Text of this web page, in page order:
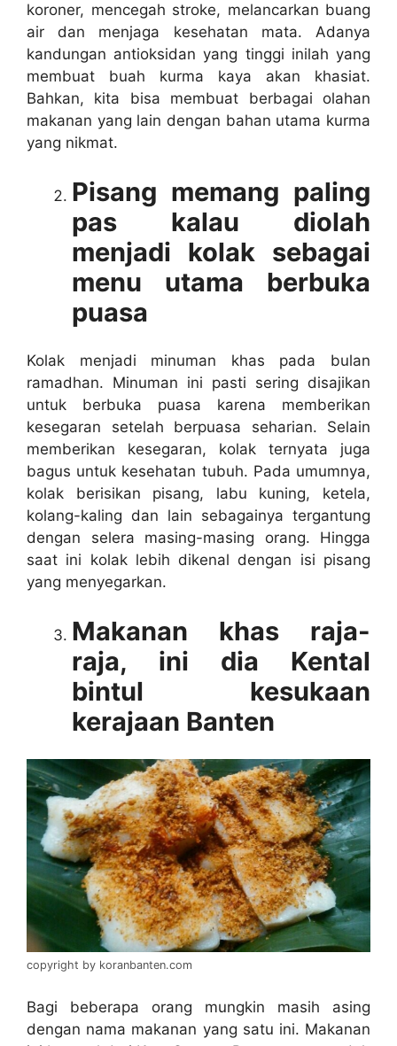
koroner, mencegah stroke, melancarkan buang
air dan menjaga kesehatan mata. Adanya
kandungan antioksidan yang tinggi inilah yang
membuat buah kurma kaya akan khasiat.
Bahkan, kita bisa membuat berbagai olahan
makanan yang lain dengan bahan utama kurma
yang nikmat.
Pisang memang paling
pas kalau diolah
menjadi kolak sebagai
menu utama berbuka
puasa
Kolak menjadi minuman khas pada bulan
ramadhan. Minuman ini pasti sering disajikan
untuk berbuka puasa karena memberikan
kesegaran setelah berpuasa seharian. Selain
memberikan kesegaran, kolak ternyata juga
bagus untuk kesehatan tubuh. Pada umumnya,
kolak berisikan pisang, labu kuning, ketela,
kolang-kaling dan lain sebagainya tergantung
dengan selera masing-masing orang. Hingga
saat ini kolak lebih dikenal dengan isi pisang
yang menyegarkan.
Makanan khas raja-
raja, ini dia Kental
bintul kesukaan
kerajaan Banten
copyright by koranbanten.com
Bagi beberapa orang mungkin masih asing
dengan nama makanan yang satu ini. Makanan